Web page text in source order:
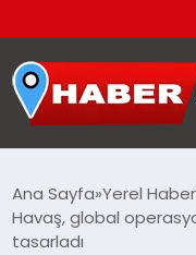
GÜNDEM
Ana Sayfa Yerel
Havaş, global
tasarladı